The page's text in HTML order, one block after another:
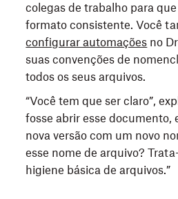
colegas de trabalho para
formato consistente. Você
configurar automações no
suas convenções de
todos os seus arquivos.
“Você tem que ser claro”,
fosse abrir esse documento,
nova versão com um novo
esse nome de arquivo?
higiene básica de arquivos.”